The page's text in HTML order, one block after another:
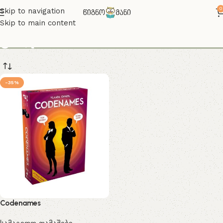
Skip to navigation
Skip to main content
0
-35%
Codenames